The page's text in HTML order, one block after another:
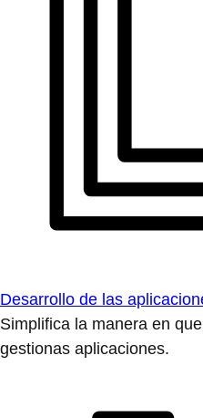
Desarrollo de las
Simplifica la manera en
gestionas aplicaciones.